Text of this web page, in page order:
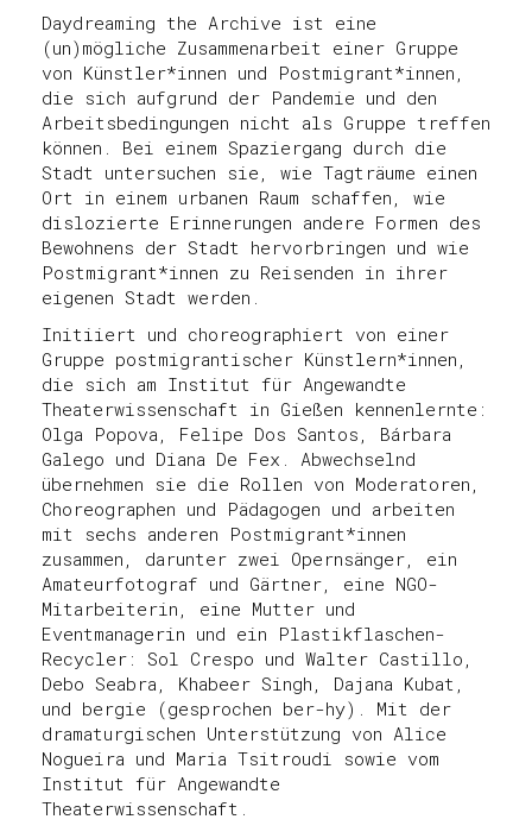
Daydreaming the Archive ist eine
(un)mögliche Zusammenarbeit einer Gruppe
von Künstler*innen und Postmigrant*innen,
die sich aufgrund der Pandemie und den
Arbeitsbedingungen nicht als Gruppe treffen
können. Bei einem Spaziergang durch die
Stadt untersuchen sie, wie Tagträume einen
Ort in einem urbanen Raum schaffen, wie
dislozierte Erinnerungen andere Formen des
Bewohnens der Stadt hervorbringen und wie
Postmigrant*innen zu Reisenden in ihrer
eigenen Stadt werden.
Initiiert und choreographiert von einer
Gruppe postmigrantischer Künstlern*innen,
die sich am Institut für Angewandte
Theaterwissenschaft in Gießen kennenlernte:
Olga Popova, Felipe Dos Santos, Bárbara
Galego und Diana De Fex. Abwechselnd
übernehmen sie die Rollen von Moderatoren,
Choreographen und Pädagogen und arbeiten
mit sechs anderen Postmigrant*innen
zusammen, darunter zwei Opernsänger, ein
Amateurfotograf und Gärtner, eine NGO-
Mitarbeiterin, eine Mutter und
Eventmanagerin und ein Plastikflaschen-
Recycler: Sol Crespo und Walter Castillo,
Debo Seabra, Khabeer Singh, Dajana Kubat,
und bergie (gesprochen ber-hy). Mit der
dramaturgischen Unterstützung von Alice
Nogueira und Maria Tsitroudi sowie vom
Institut für Angewandte
Theaterwissenschaft.